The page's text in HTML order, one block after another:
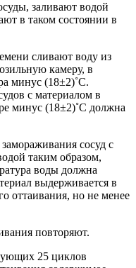
заливают водой
в таком состоянии в
сливают воду из
камеру, в
минус (18±2)˚С.
с материалом в
минус (18±2)˚С должна
сосуд с
таким образом,
воды должна
выдерживается в
оттаивания, но не менее
повторяют.
25 циклов